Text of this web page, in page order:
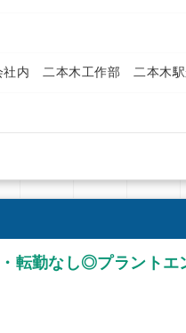
内 二本木工作部 二本木駅
転勤なし◎プラントエ